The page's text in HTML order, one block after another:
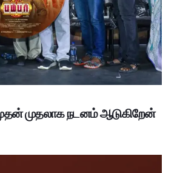
முதலாக நடனம் ஆடுகிறேன்